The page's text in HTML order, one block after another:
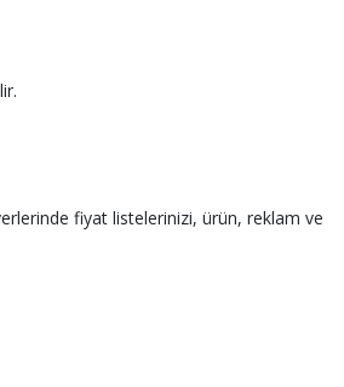
fiyat listelerinizi, ürün, reklam ve